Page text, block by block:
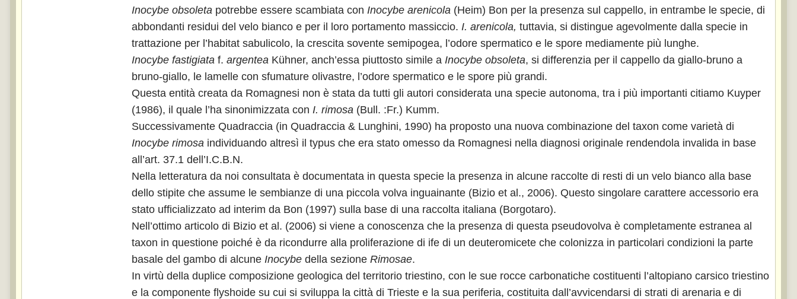
Inocybe obsoletapotrebbe essere scambiata con Inocybe arenicola(Heim) Bon per la presenza sul cappello, in entrambe le specie, di
abbondanti residui del velo bianco e per il loro portamento massiccio. I. arenicola, tuttavia, si distingue agevolmente dalla specie in
trattazione per l’habitat sabulicolo, la crescita sovente semipogea, l’odore spermatico e le spore mediamente più lunghe.
Inocybe fastigiataf. argenteaKühner, anch’essa piuttosto simile a Inocybe obsoleta, si differenzia per il cappello da giallo-bruno a
bruno-giallo, le lamelle con sfumature olivastre, l’odore spermatico e le spore più grandi.
Questa entità creata da Romagnesi non è stata da tutti gli autori considerata una specie autonoma, tra i più importanti citiamo Kuyper
(1986), il quale l’ha sinonimizzata con I. rimosa(Bull. :Fr.) Kumm.
Successivamente Quadraccia (in Quadraccia & Lunghini, 1990) ha proposto una nuova combinazione del taxon come varietà di
Inocybe rimosa individuando altresì il typus che era stato omesso da Romagnesi nella diagnosi originale rendendola invalida in base
all’art. 37.1 dell’I.C.B.N.
Nella letteratura da noi consultata è documentata in questa specie la presenza in alcune raccolte di resti di un velo bianco alla base
dello stipite che assume le sembianze di una piccola volva inguainante (Bizio et al., 2006). Questo singolare carattere accessorio era
stato ufficializzato ad interim da Bon (1997) sulla base di una raccolta italiana (Borgotaro).
Nell’ottimo articolo di Bizio et al. (2006) si viene a conoscenza che la presenza di questa pseudovolva è completamente estranea al
taxon in questione poiché è da ricondurre alla proliferazione di ife di un deuteromicete che colonizza in particolari condizioni la parte
basale del gambo di alcune Inocybedella sezione Rimosae.
In virtù della duplice composizione geologica del territorio triestino, con le sue rocce carbonatiche costituenti l’altopiano carsico triestino
e la componente flyshoide su cui si sviluppa la città di Trieste e la sua periferia, costituita dall’avvicendarsi di strati di arenaria e di